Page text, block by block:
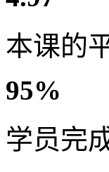
本课的
95%
学员完